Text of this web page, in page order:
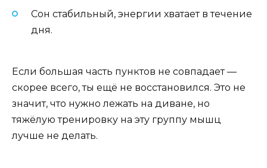
Сон стабильный, энергии хватает в течение
дня.
Если большая часть пунктов не совпадает —
скорее всего, ты ещё не восстановился. Это не
значит, что нужно лежать на диване, но
тяжёлую тренировку на эту группу мышц
лучше не делать.